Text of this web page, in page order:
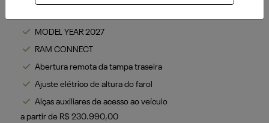
MODEL YEAR 2027
RAM CONNECT
Abertura remota da tampa traseira
Ajuste elétrico de altura do farol
Alças auxiliares de acesso ao veículo
a partir de R$ 230.990,00